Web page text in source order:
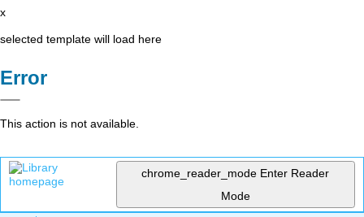
x
selected template will load here
Error
This action is not available.
chrome_reader_mode Enter Reader
Mode